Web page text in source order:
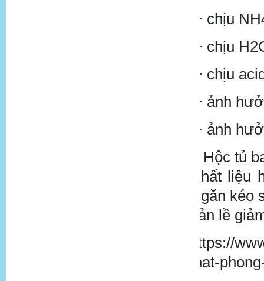
+ chịu
+ chịu
+ chịu
+ ảnh
+ ảnh
- Hộc tủ
Chất
Ngăn
bản lề
https://
that-